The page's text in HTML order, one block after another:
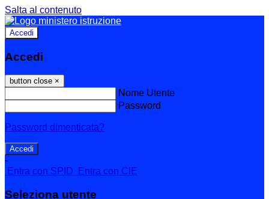
Salta al contenuto
Accedi
Accedi
button close ×
Nome Utente
Password
Password dimenticata?
-
Entra con SPID
Entra con CIE
Seleziona utente